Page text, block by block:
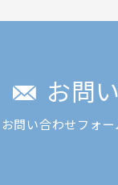
お問
お問い合わせフォ